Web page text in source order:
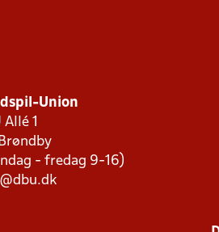
Union
Allé 1
- fredag 9-16)